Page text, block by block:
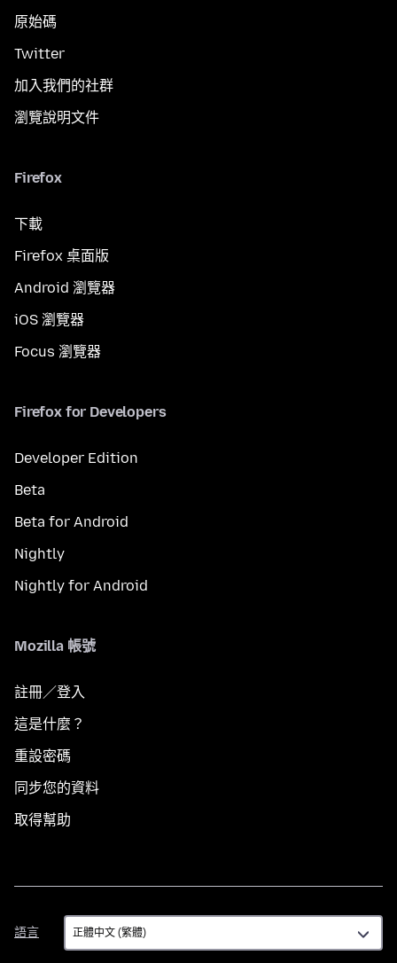
原始碼
Twitter
加入我們的社群
瀏覽說明文件
Firefox
下載
Firefox 桌面版
Android 瀏覽器
iOS 瀏覽器
Focus 瀏覽器
Firefox for Developers
Developer Edition
Beta
Beta for Android
Nightly
Nightly for Android
Mozilla 帳號
註冊／登入
這是什麼？
重設密碼
同步您的資料
取得幫助
語言
語
言